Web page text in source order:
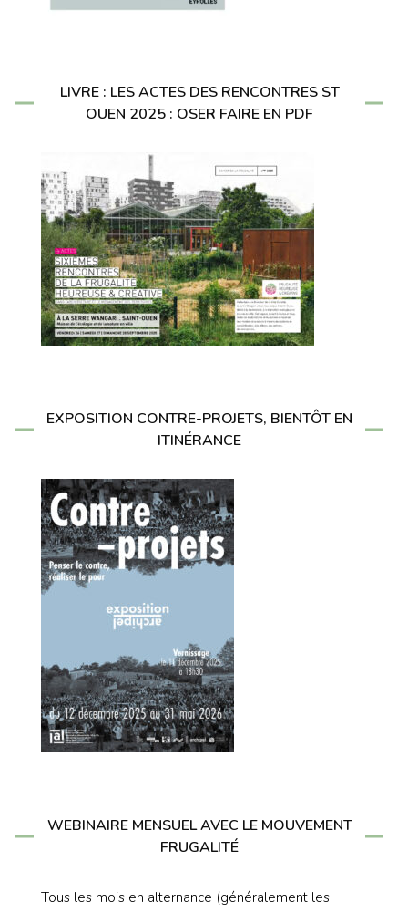
LIVRE : LES ACTES DES RENCONTRES ST
OUEN 2025 : OSER FAIRE EN PDF
EXPOSITION CONTRE-PROJETS, BIENTÔT EN
ITINÉRANCE
WEBINAIRE MENSUEL AVEC LE MOUVEMENT
FRUGALITÉ
Tous les mois en alternance (généralement les